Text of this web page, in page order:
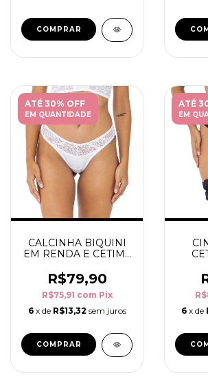
COMPRAR
ATÉ 30% OFF
EM QUANTIDADE
CALCINHA BIQUINI
EM RENDA E CETIM -
R$79,90
R$75,91 com Pix
6 x de R$13,32 sem juros
COMPRAR
ATÉ
EM
6 x de